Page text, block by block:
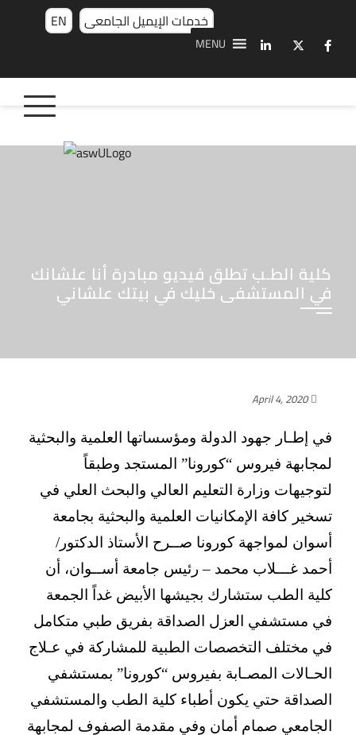
EN خدمات الإيميل الجامعى
MENU
كلية الطـب تطلق فيديو مبادرة أنا علشانك
في المستشفى خليك في بيتك علشاني
April 4, 2020
في إطـار جهود الدولة ومؤسساتها العلمية والبحثية
لمجابهة فيروس “كورونا” المستجد وطبقاً
لتوجيهات وزارة التعليم العالي والبحث العلي في
تسخير كافة الإمكانيات العلمية والبحثية بجامعة
أسوان لمواجهة كورونا صــرح الأستاذ الدكتور/
أحمد غـــلاب محمد – رئيس جامعة أســوان، أن
كلية الطب ستشارك بجيشها الأبيض غداً الجمعة
في مستشفي العزل الصداقة بفريق طبي متكامل
في مختلف التخصصات الطبية للمشاركة في عـلاج
الحـالات المصـابة بفيروس “كورونا” بمستشفي
الصداقة حتي يكون أطباء كلية الطب والمستشفي
الجامعي صمام أمان وفي مقدمة الصفوف لمجابهة